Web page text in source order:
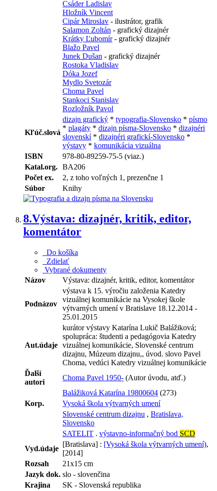
Csáder Ladislav
Hložník Vincent
Cipár Miroslav - ilustrátor, grafik
Salamon Zoltán - grafický dizajnér
Krátky Ľubomír- grafický dizajnér
Blažo Pavel
Junek Dušan - grafický dizajnér
Rostoka Vladislav
Dóka Jozef
Mydlo Svetozár
Choma Pavel
Stankoci Stanislav
Rozložník Pavol
Kľúč.slová
dizajn grafický * typografia-Slovensko * písmo
* plagáty * dizajn písma-Slovensko * dizajnéri
slovenskí* dizajnéri grafickí-Slovensko *
výstavy * komunikácia vizuálna
ISBN
978-80-89259-75-5 (viaz.)
Katal.org. BA206
Počet ex.
2, z toho voľných 1, prezenčne 1
Súbor
Knihy
8.Výstava: dizajnér, kritik, editor,
komentátor
Do košíka
Zdielať
Vybrané dokumenty
Názov
Výstava: dizajnér, kritik, editor, komentátor
Podnázov
výstava k 15. výročiu založenia Katedry
vizuálnej komunikácie na Vysokej škole
výtvarných umení v Bratislave 18.12.2014 -
25.01.2015
Aut.údaje
kurátor výstavy Katarína Lukič Balážiková;
spolupráca: študenti a pedagógovia Katedry
vizuálnej komunikácie, Slovenské centrum
dizajnu, Múzeum dizajnu,, úvod. slovo Pavel
Choma, vedúci Katedry vizuálnej komunikácie
Ďalší
autori
Choma Pavel 1950- (Autor úvodu, atď.)
Balážiková Katarína 19800604 (273)
Korp.
Vysoká škola výtvarných umení
Slovenské centrum dizajnu , Bratislava,
Slovensko
SATELIT . výstavno-informačný bod SCD
Vyd.údaje
[Bratislava] : [Vysoká škola výtvarných umení),
[2014]
Rozsah
21x15 cm
Jazyk dok. slo - slovenčina
Krajina
SK - Slovenská republika